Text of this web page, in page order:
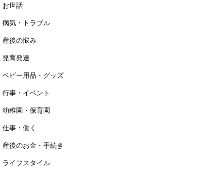
お世話
病気・トラブル
産後の悩み
発育発達
ベビー用品・グッズ
行事・イベント
幼稚園・保育園
仕事・働く
産後のお金・手続き
ライフスタイル